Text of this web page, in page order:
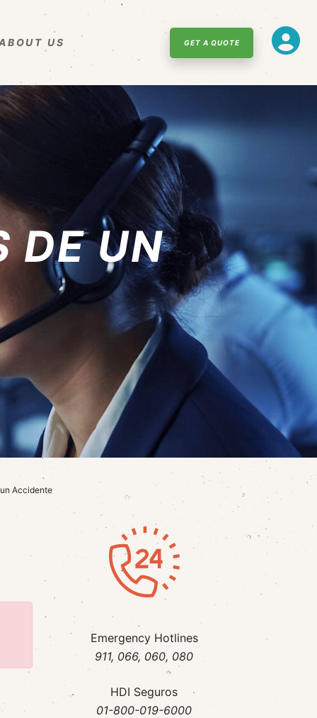
US GET A QUOTE
DE UN
Accidente
Emergency Hotlines
911, 066, 060, 080
HDI Seguros
01-800-019-6000